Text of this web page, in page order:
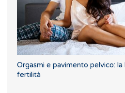
Orgasmi e pavimento pelvico: la
fertilità